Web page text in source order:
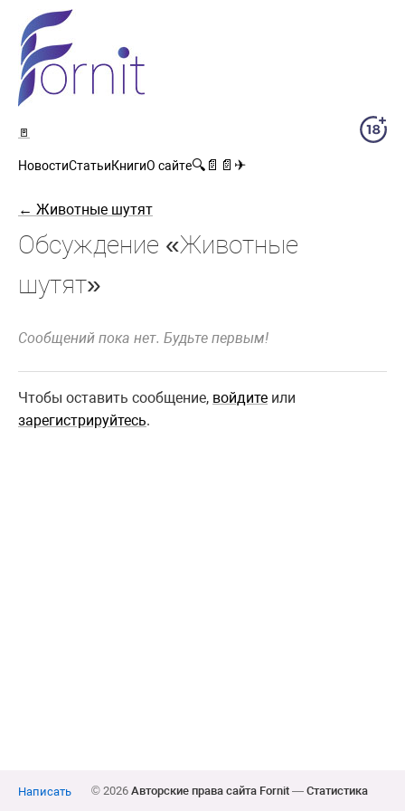
🚪
НовостиСтатьиКнигиО сайте🔍 📄 📄 ✈
← Животные шутят
Обсуждение «Животные
шутят»
Сообщений пока нет. Будьте первым!
Чтобы оставить сообщение, войдите или
зарегистрируйтесь.
Написать © 2026 Авторские права сайта Fornit— Статистика